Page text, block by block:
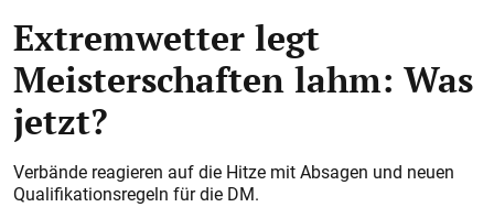
Extremwetter legt
Meisterschaften lahm: Was
jetzt?
Verbände reagieren auf die Hitze mit Absagen und neuen
Qualifikationsregeln für die DM.